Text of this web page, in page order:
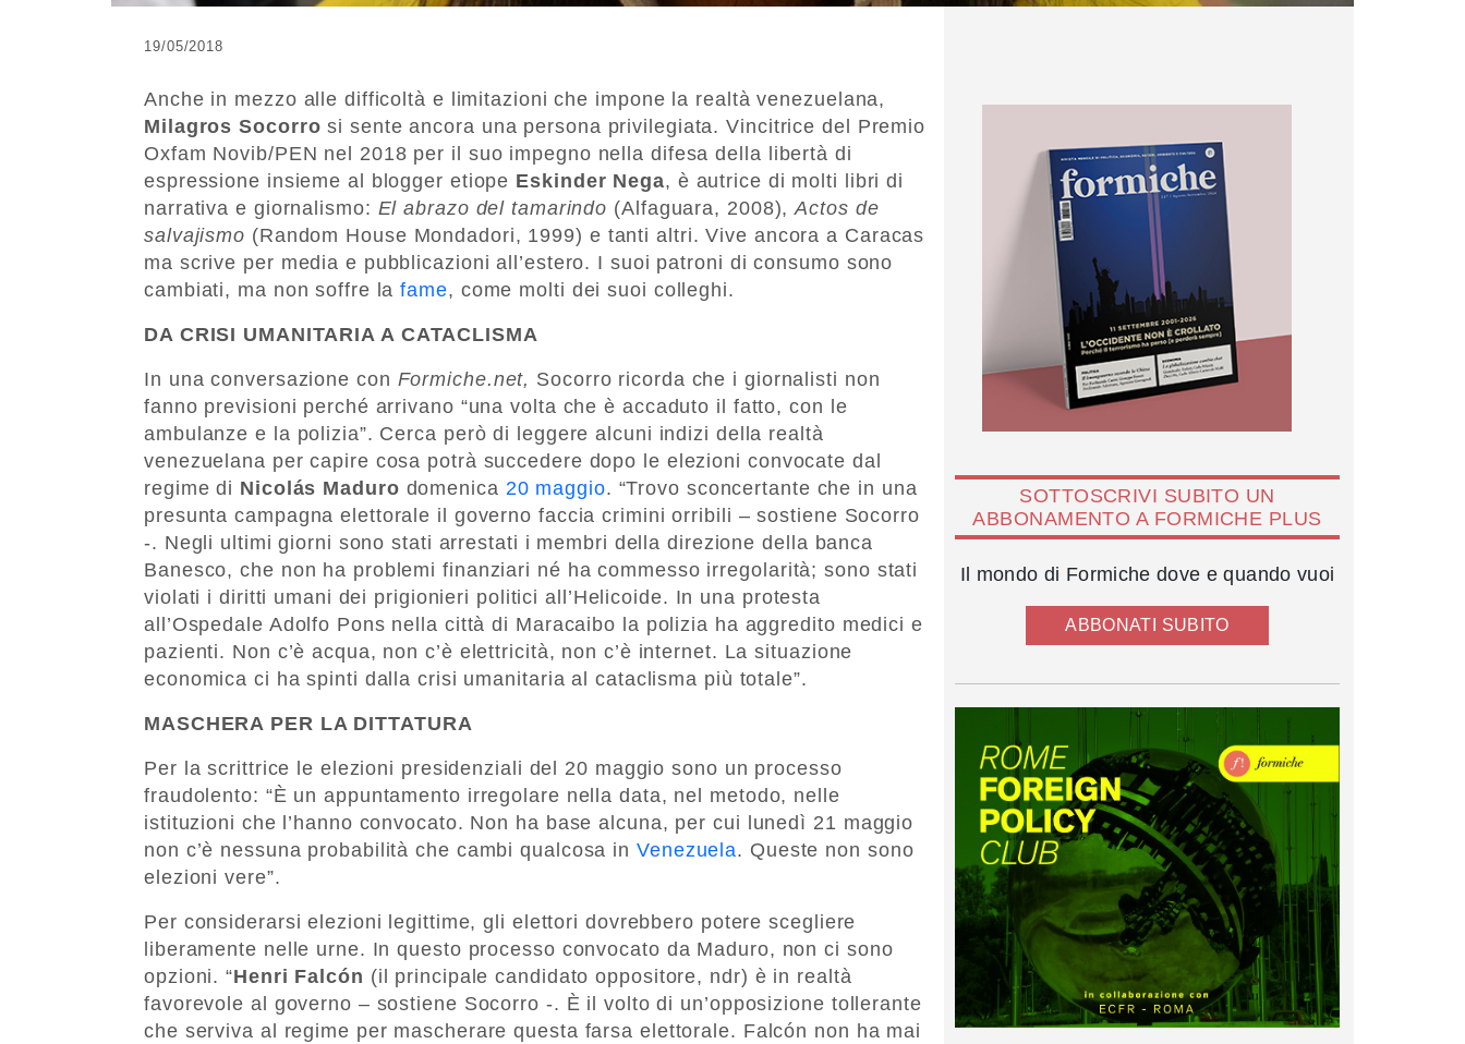
19/05/2018
Anche in mezzo alle difficoltà e limitazioni che impone la realtà venezuelana,
Milagros Socorro si sente ancora una persona privilegiata. Vincitrice del Premio
Oxfam Novib/PEN nel 2018 per il suo impegno nella difesa della libertà di
espressione insieme al blogger etiope Eskinder Nega, è autrice di molti libri di
narrativa e giornalismo: El abrazo del tamarindo (Alfaguara, 2008),Actos de
salvajismo (Random House Mondadori, 1999) e tanti altri. Vive ancora a Caracas
ma scrive per media e pubblicazioni all’estero. I suoi patroni di consumo sono
cambiati, ma non soffre lafame, come molti dei suoi colleghi.
DA CRISI UMANITARIA A CATACLISMA
In una conversazione con Formiche.net, Socorro ricorda che i giornalisti non
fanno previsioni perché arrivano “una volta che è accaduto il fatto, con le
ambulanze e la polizia”. Cerca però di leggere alcuni indizi della realtà
venezuelana per capire cosa potrà succedere dopo le elezioni convocate dal
regime di Nicolás Maduro domenica 20 maggio. “Trovo sconcertante che in una
presunta campagna elettorale il governo faccia crimini orribili – sostiene Socorro
-. Negli ultimi giorni sono stati arrestati i membri della direzione della banca
Banesco, che non ha problemi finanziari né ha commesso irregolarità; sono stati
violati i diritti umani dei prigionieri politici all’Helicoide. In una protesta
all’Ospedale Adolfo Pons nella città di Maracaibo la polizia ha aggredito medici e
pazienti. Non c’è acqua, non c’è elettricità, non c’è internet. La situazione
economica ci ha spinti dalla crisi umanitaria al cataclisma più totale”.
MASCHERA PER LA DITTATURA
Per la scrittrice le elezioni presidenziali del 20 maggio sono un processo
fraudolento: “È un appuntamento irregolare nella data, nel metodo, nelle
istituzioni che l’hanno convocato. Non ha base alcuna, per cui lunedì 21 maggio
non c’è nessuna probabilità che cambi qualcosa in Venezuela. Queste non sono
elezioni vere”.
Per considerarsi elezioni legittime, gli elettori dovrebbero potere scegliere
liberamente nelle urne. In questo processo convocato da Maduro, non ci sono
opzioni. “Henri Falcón (il principale candidato oppositore, ndr) è in realtà
favorevole al governo – sostiene Socorro -. È il volto di un’opposizione tollerante
che serviva al regime per mascherare questa farsa elettorale. Falcón non ha mai
SOTTOSCRIVI SUBITO UN
ABBONAMENTO A FORMICHE PLUS
Il mondo di Formiche dove e quando vuoi
ABBONATI SUBITO